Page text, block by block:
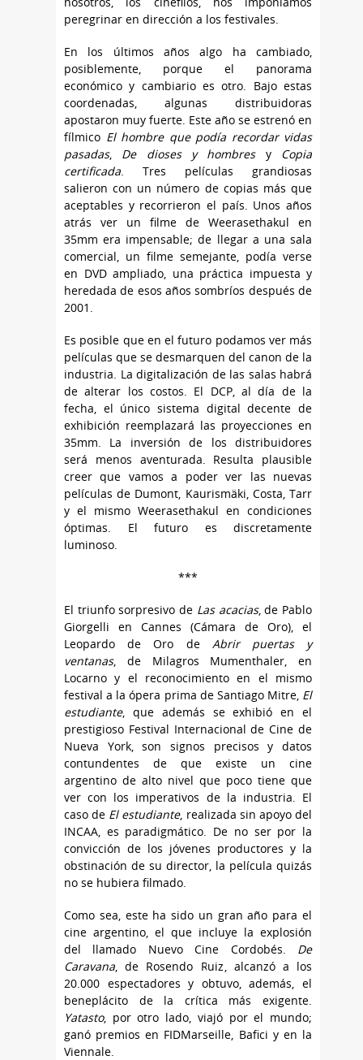
peregrinar en dirección a los festivales.
En los últimos años algo ha cambiado,
posiblemente, porque el panorama
económico y cambiario es otro. Bajo estas
coordenadas, algunas distribuidoras
apostaron muy fuerte. Este año se estrenó en
fílmico El hombre que podía recordar vidas
pasadas, De dioses y hombresy Copia
certificada . Tres películas grandiosas
salieron con un número de copias más que
aceptables y recorrieron el país. Unos años
atrás ver un filme de Weerasethakul en
35mm era impensable; de llegar a una sala
comercial, un filme semejante, podía verse
en DVD ampliado, una práctica impuesta y
heredada de esos años sombríos después de
2001.
Es posible que en el futuro podamos ver más
películas que se desmarquen del canon de la
industria. La digitalización de las salas habrá
de alterar los costos. El DCP, al día de la
fecha, el único sistema digital decente de
exhibición reemplazará las proyecciones en
35mm. La inversión de los distribuidores
será menos aventurada. Resulta plausible
creer que vamos a poder ver las nuevas
películas de Dumont, Kaurismäki, Costa, Tarr
y el mismo Weerasethakul en condiciones
óptimas. El futuro es discretamente
luminoso.
***
El triunfo sorpresivo de Las acacias, de Pablo
Giorgelli en Cannes (Cámara de Oro), el
Leopardo de Oro de Abrir puertas y
ventanas, de Milagros Mumenthaler, en
Locarno y el reconocimiento en el mismo
festival a la ópera prima de Santiago Mitre, El
estudiante, que además se exhibió en el
prestigioso Festival Internacional de Cine de
Nueva York, son signos precisos y datos
contundentes de que existe un cine
argentino de alto nivel que poco tiene que
ver con los imperativos de la industria. El
caso de El estudiante, realizada sin apoyo del
INCAA, es paradigmático. De no ser por la
convicción de los jóvenes productores y la
obstinación de su director, la película quizás
no se hubiera filmado.
Como sea, este ha sido un gran año para el
cine argentino, el que incluye la explosión
del llamado Nuevo Cine Cordobés. De
Caravana , de Rosendo Ruiz, alcanzó a los
20.000 espectadores y obtuvo, además, el
beneplácito de la crítica más exigente.
Yatasto, por otro lado, viajó por el mundo;
ganó premios en FIDMarseille, Bafici y en la
Viennale.